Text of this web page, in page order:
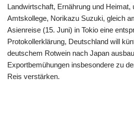
Landwirtschaft, Ernährung und Heimat,
Amtskollege, Norikazu Suzuki, gleich
Asienreise (15. Juni) in Tokio eine
Protokollerklärung, Deutschland will
deutschem Rotwein nach Japan
Exportbemühungen insbesondere zu
Reis verstärken.